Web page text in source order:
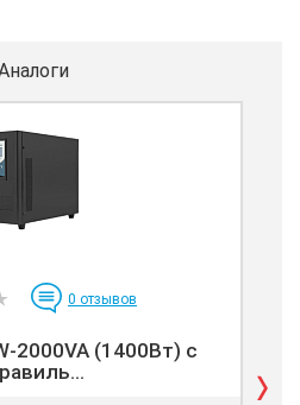
0 отзывов
2000VA (1400Вт) с